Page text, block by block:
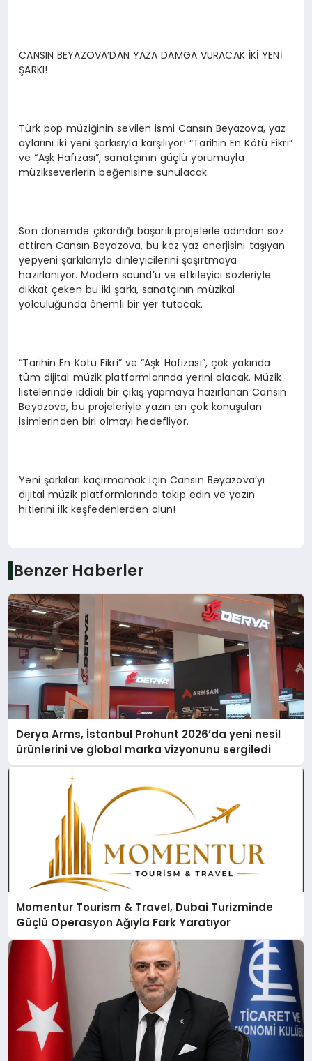
CANSIN BEYAZOVA’DAN YAZA DAMGA VURACAK İKİ YENİ
ŞARKI!
Türk pop müziğinin sevilen ismi Cansın Beyazova, yaz
aylarını iki yeni şarkısıyla karşılıyor! “Tarihin En Kötü Fikri”
ve “Aşk Hafızası”, sanatçının güçlü yorumuyla
müzikseverlerin beğenisine sunulacak.
Son dönemde çıkardığı başarılı projelerle adından söz
ettiren Cansın Beyazova, bu kez yaz enerjisini taşıyan
yepyeni şarkılarıyla dinleyicilerini şaşırtmaya
hazırlanıyor. Modern sound’u ve etkileyici sözleriyle
dikkat çeken bu iki şarkı, sanatçının müzikal
yolculuğunda önemli bir yer tutacak.
“Tarihin En Kötü Fikri” ve “Aşk Hafızası”, çok yakında
tüm dijital müzik platformlarında yerini alacak. Müzik
listelerinde iddialı bir çıkış yapmaya hazırlanan Cansın
Beyazova, bu projeleriyle yazın en çok konuşulan
isimlerinden biri olmayı hedefliyor.
Yeni şarkıları kaçırmamak için Cansın Beyazova’yı
dijital müzik platformlarında takip edin ve yazın
hitlerini ilk keşfedenlerden olun!
Benzer Haberler
Derya Arms, İstanbul Prohunt 2026’da yeni nesil
ürünlerini ve global marka vizyonunu sergiledi
Momentur Tourism & Travel, Dubai Turizminde
Güçlü Operasyon Ağıyla Fark Yaratıyor